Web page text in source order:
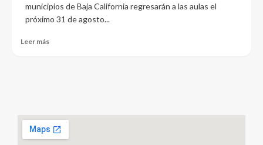
municipios de Baja California regresarán a las aulas el
próximo 31 de agosto...
Leer más